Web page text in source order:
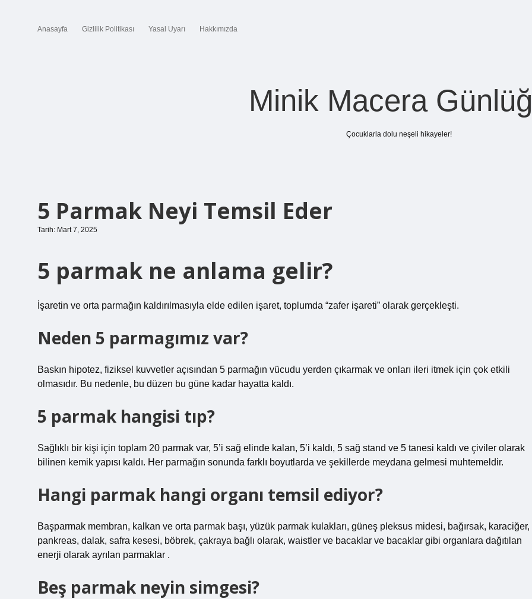
Anasayfa Gizlilik Politikası Yasal Uyarı Hakkımızda
Minik Macera
Çocuklarla dolu neşeli hikayeler!
5 Parmak Neyi Temsil Eder
Tarih: Mart 7, 2025
5 parmak ne anlama gelir?
İşaretin ve orta parmağın kaldırılmasıyla elde edilen işaret, toplumda “zafer işareti” olarak gerçekleşti.
Neden 5 parmagımız var?
Baskın hipotez, fiziksel kuvvetler açısından 5 parmağın vücudu yerden çıkarmak ve onları ileri itmek için çok etkili
olmasıdır. Bu nedenle, bu düzen bu güne kadar hayatta kaldı.
5 parmak hangisi tıp?
Sağlıklı bir kişi için toplam 20 parmak var, 5’i sağ elinde kalan, 5’i kaldı, 5 sağ stand ve 5 tanesi kaldı ve çiviler olarak
bilinen kemik yapısı kaldı. Her parmağın sonunda farklı boyutlarda ve şekillerde meydana gelmesi muhtemeldir.
Hangi parmak hangi organı temsil ediyor?
Başparmak membran, kalkan ve orta parmak başı, yüzük parmak kulakları, güneş pleksus midesi, bağırsak, karaciğer,
pankreas, dalak, safra kesesi, böbrek, çakraya bağlı olarak, waistler ve bacaklar ve bacaklar gibi organlara dağıtılan
enerji olarak ayrılan parmaklar .
Beş parmak neyin simgesi?